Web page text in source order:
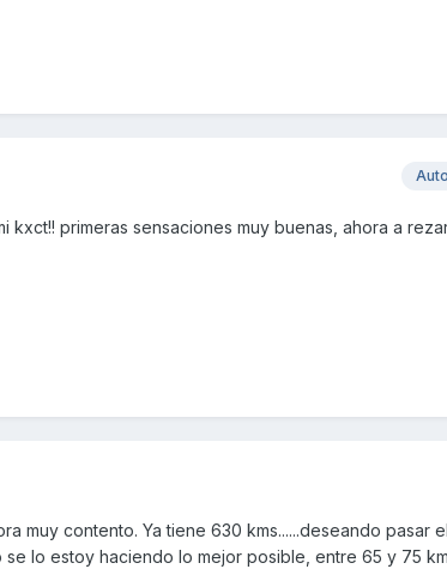
kxct!! primeras sensaciones muy buenas, ahora a
muy contento. Ya tiene 630 kms......deseando pasar
lo estoy haciendo lo mejor posible, entre 65 y 75